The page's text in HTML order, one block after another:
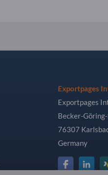
Exportpages
Exportpages
Becker-
76307
Germany